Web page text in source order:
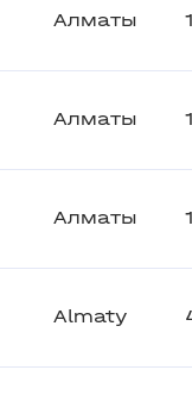
Алматы
Алматы
Алматы
Almaty